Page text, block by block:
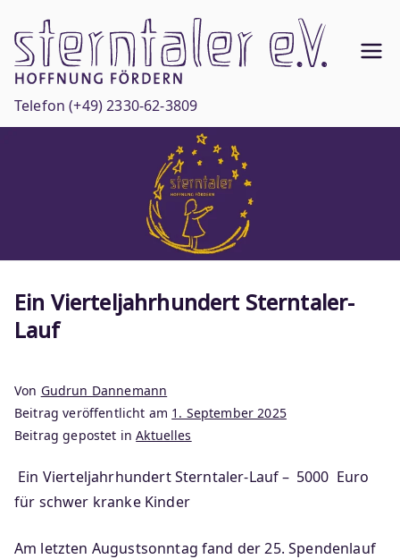
Inhalt
springen
Ste
rnt
e.V
.
Hoffnun
Telefon(+49) 2330-62-3809
Ein Vierteljahrhundert Sterntaler-
Lauf
Von Gudrun Dannemann
Beitrag veröffentlicht am 1. September 2025
Beitrag gepostet inAktuelles
Ein Vierteljahrhundert Sterntaler-Lauf – 5000 Euro
für schwer kranke Kinder
Am letzten Augustsonntag fand der 25. Spendenlauf